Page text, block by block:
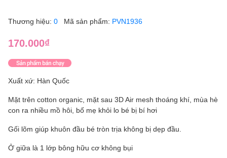
Thương hiệu: 0 Mã sản phẩm: PVN1936
170.000₫
Xuất xứ: Hàn Quốc
Mặt trên cotton organic, mặt sau 3D Air mesh thoáng khí, mùa hè
con ra nhiều mồ hôi, bố mẹ khỏi lo bé bị bí hơi ️️️
Gối lõm giúp khuôn đầu bé tròn trịa không bị dẹp đầu.
Ở giữa là 1 lớp bông hữu cơ không bụi